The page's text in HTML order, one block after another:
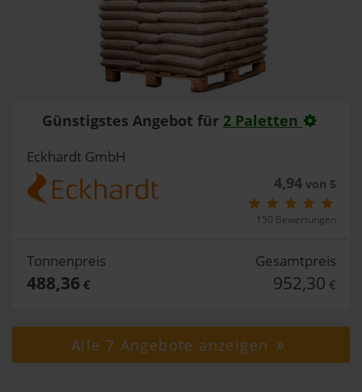
Günstigstes Angebot für 2 Paletten
Eckhardt GmbH
4,94von 5
150 Bewertungen
Tonnenpreis
488,36 €
Gesamtpreis
952,30 €
Alle 7 Angebote anzeigen